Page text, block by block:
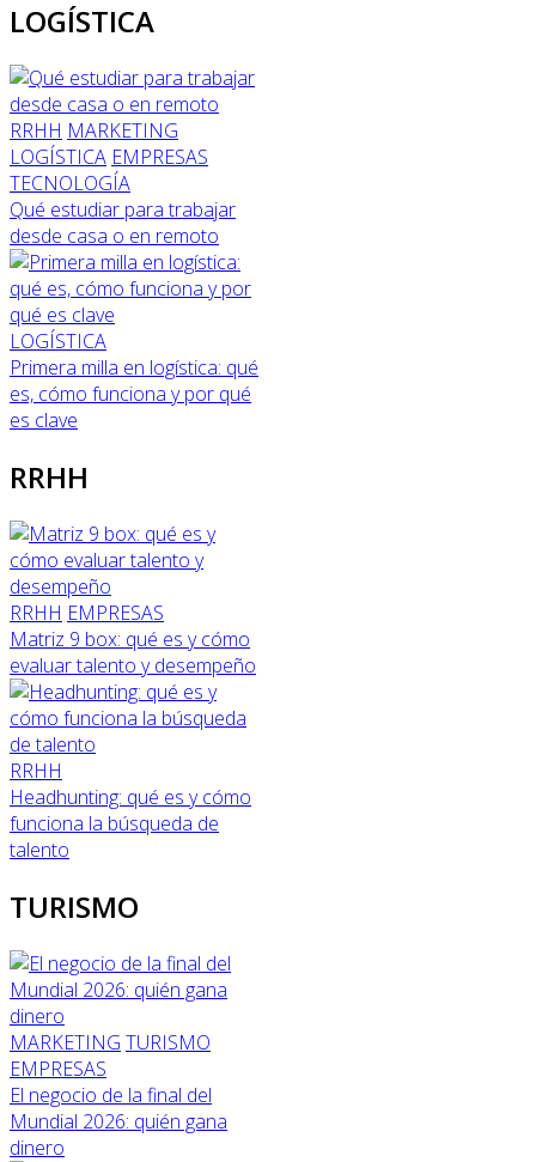
LOGÍSTICA
RRHH MARKETING
LOGÍSTICA EMPRESAS
TECNOLOGÍA
Qué estudiar para trabajar
desde casa o en remoto
LOGÍSTICA
Primera milla en logística: qué
es, cómo funciona y por qué
es clave
RRHH
RRHH EMPRESAS
Matriz 9 box: qué es y cómo
evaluar talento y desempeño
RRHH
Headhunting: qué es y cómo
funciona la búsqueda de
talento
TURISMO
MARKETING TURISMO
EMPRESAS
El negocio de la final del
Mundial 2026: quién gana
dinero